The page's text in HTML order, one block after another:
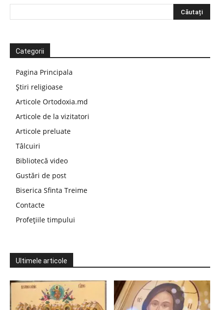
Categorii
Pagina Principala
Știri religioase
Articole Ortodoxia.md
Articole de la vizitatori
Articole preluate
Tâlcuiri
Bibliotecă video
Gustări de post
Biserica Sfinta Treime
Contacte
Profețiile timpului
Ultimele articole